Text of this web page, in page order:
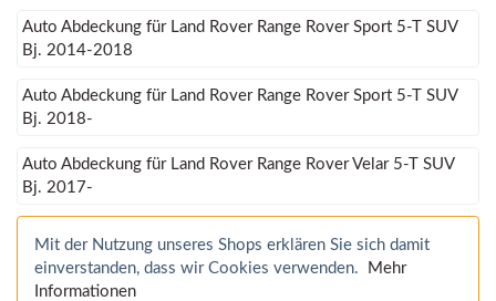
Auto Abdeckung für Land Rover Range Rover Sport 5-T SUV
Bj. 2014-2018
Auto Abdeckung für Land Rover Range Rover Sport 5-T SUV
Bj. 2018-
Auto Abdeckung für Land Rover Range Rover Velar 5-T SUV
Bj. 2017-
Mit der Nutzung unseres Shops erklären Sie sich damit
einverstanden, dass wir Cookies verwenden.
Mehr
Informationen